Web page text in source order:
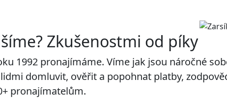
Zkušenostmi od píky
1992 pronajímáme. Víme jak jsou náročné
domluvit, ověřit a popohnat platby,
pronajímatelům.